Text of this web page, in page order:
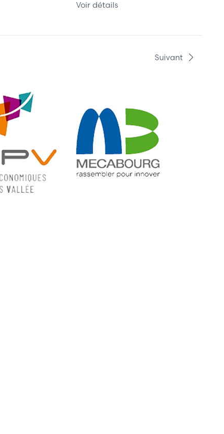
Voir détails
Suivant